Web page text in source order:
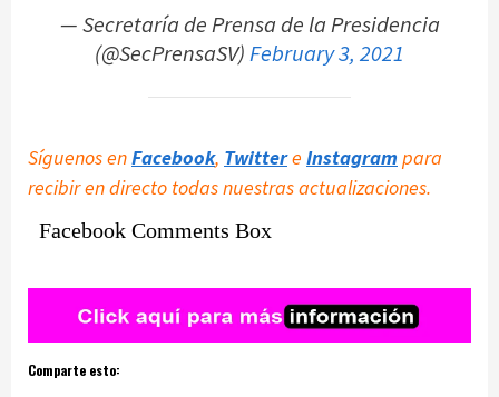
— Secretaría de Prensa de la Presidencia
(@SecPrensaSV)February 3, 2021
Síguenos enFacebook, Twittere Instagram para
recibir en directo todas nuestras actualizaciones.
Facebook Comments Box
Comparte esto: